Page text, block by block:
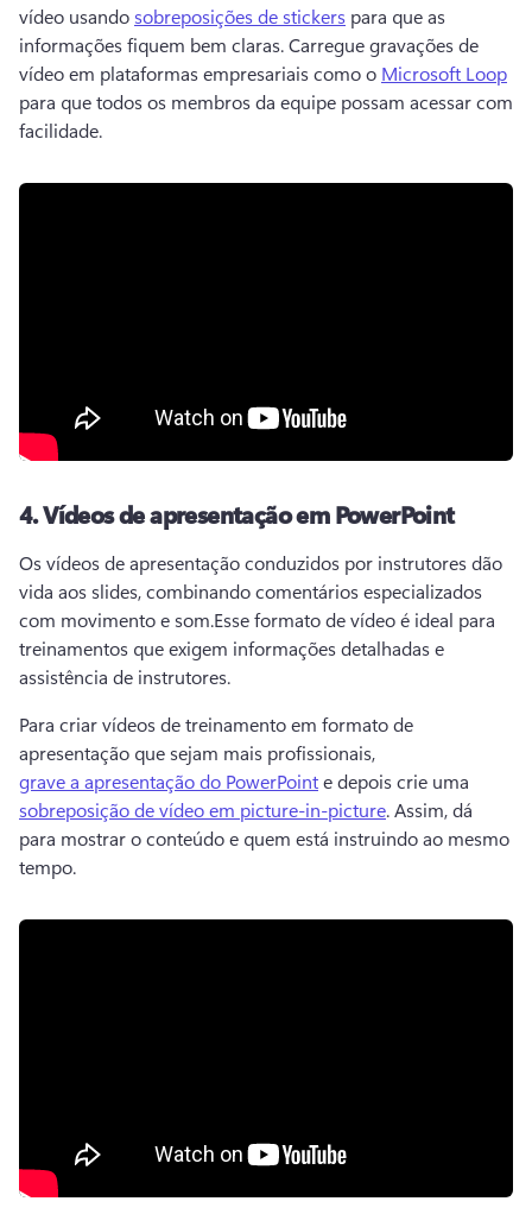
vídeo usando sobreposições de stickers para que as
informações fiquem bem claras. Carregue gravações de
vídeo em plataformas empresariais como o Microsoft Loop
para que todos os membros da equipe possam acessar com
facilidade.
4.Vídeos de apresentação em PowerPoint
Os vídeos de apresentação conduzidos por instrutores dão
vida aos slides, combinando comentários especializados
com movimento e som.Esse formato de vídeo é ideal para
treinamentos que exigem informações detalhadas e
assistência de instrutores.
Para criar vídeos de treinamento em formato de
apresentação que sejam mais profissionais,
grave a apresentação do PowerPoint e depois crie uma
sobreposição de vídeo em picture-in-picture. Assim, dá
para mostrar o conteúdo e quem está instruindo ao mesmo
tempo.